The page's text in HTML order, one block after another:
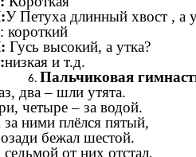
У Петуха длинный хвост , а
: короткий
Гусь высокий, а утка?
низкая и т.д.
Пальчиковая
два – шли утята.
четыре – за водой.
ними плёлся пятый,
бежал шестой.
от них отстал,